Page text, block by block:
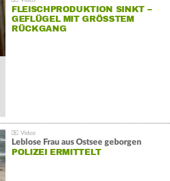
FLEISCHPRODUKTION SINKT –
GEFLÜGEL MIT GRÖSSTEM R
ÜCKGANG
Leblose Frau aus Ostsee geborgen
POLIZEI ERMITTELT